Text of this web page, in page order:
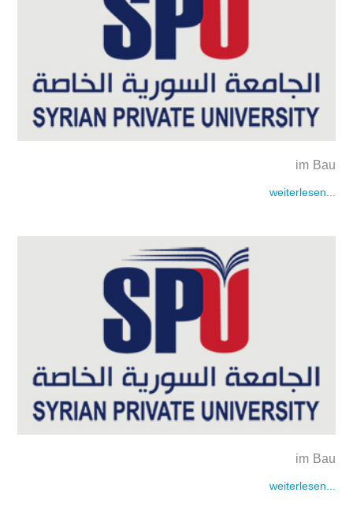
im Bau
weiterlesen...
im Bau
weiterlesen...